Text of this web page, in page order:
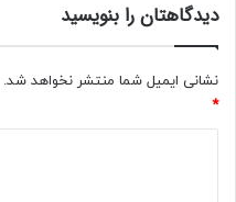
دیدگاهتان را بنویسید
نشانی ایمیل شما منتشر نخواهد شد.
*